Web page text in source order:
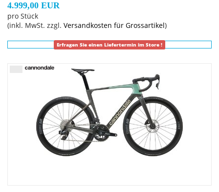
4.999,00 EUR
pro Stück
(inkl. MwSt. zzgl. Versandkosten für Grossartikel)
Erfragen Sie einen Liefertermin im Store !